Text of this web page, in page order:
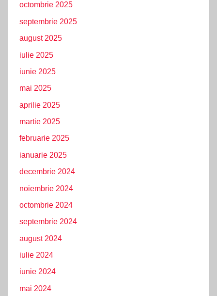
octombrie 2025
septembrie 2025
august 2025
iulie 2025
iunie 2025
mai 2025
aprilie 2025
martie 2025
februarie 2025
ianuarie 2025
decembrie 2024
noiembrie 2024
octombrie 2024
septembrie 2024
august 2024
iulie 2024
iunie 2024
mai 2024